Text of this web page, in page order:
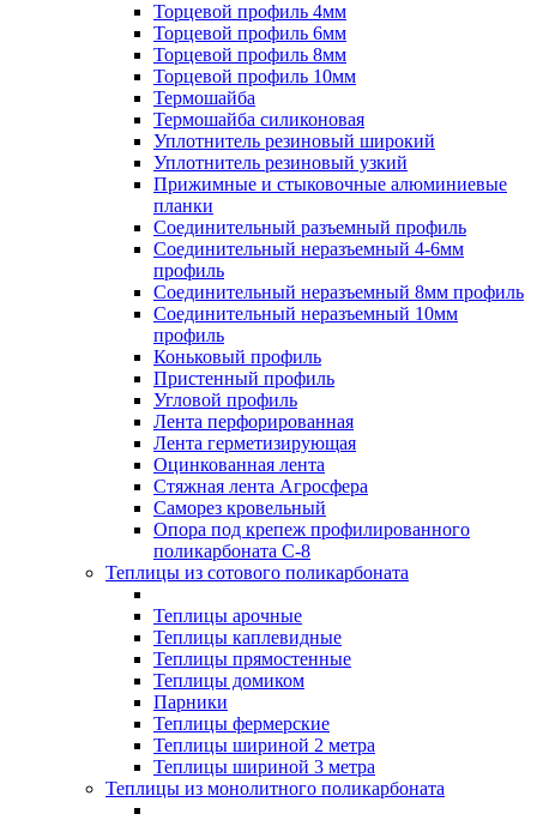
Торцевой профиль 4мм
Торцевой профиль 6мм
Торцевой профиль 8мм
Торцевой профиль 10мм
Термошайба
Термошайба силиконовая
Уплотнитель резиновый широкий
Уплотнитель резиновый узкий
Прижимные и стыковочные алюминиевые
планки
Соединительный разъемный профиль
Соединительный неразъемный 4-6мм
профиль
Соединительный неразъемный 8мм профиль
Соединительный неразъемный 10мм
профиль
Коньковый профиль
Пристенный профиль
Угловой профиль
Лента перфорированная
Лента герметизирующая
Оцинкованная лента
Стяжная лента Агросфера
Саморез кровельный
Опора под крепеж профилированного
поликарбоната С-8
Теплицы из сотового поликарбоната
Теплицы арочные
Теплицы каплевидные
Теплицы прямостенные
Теплицы домиком
Парники
Теплицы фермерские
Теплицы шириной 2 метра
Теплицы шириной 3 метра
Теплицы из монолитного поликарбоната